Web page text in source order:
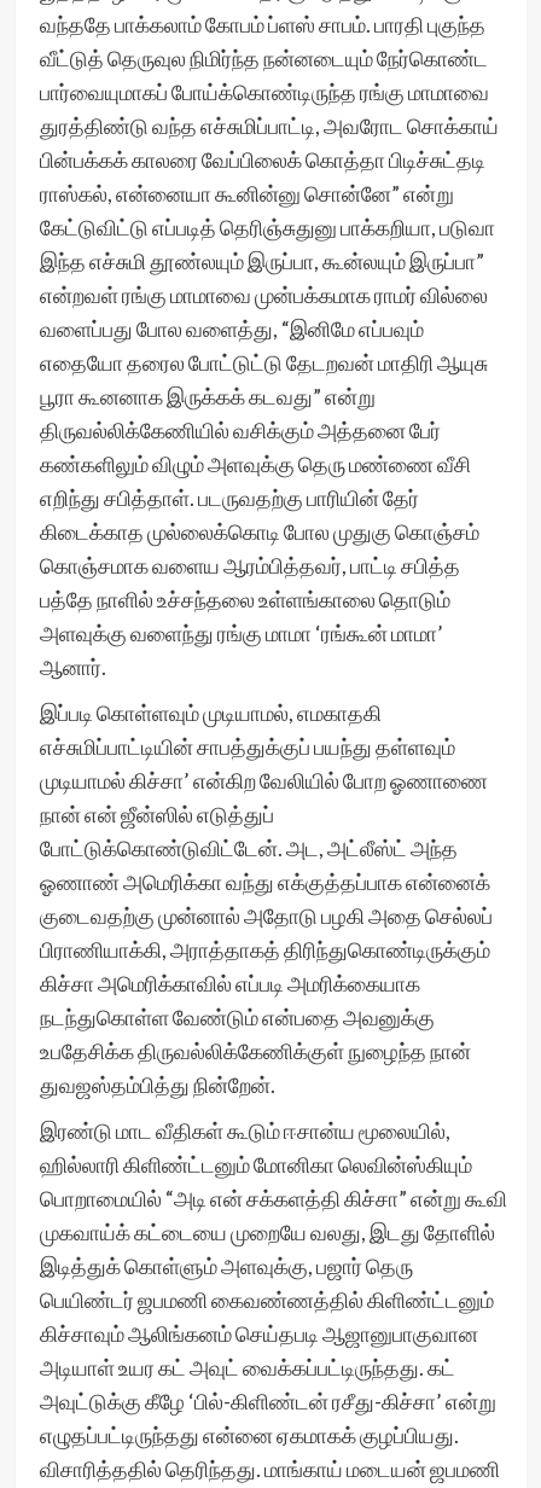
வந்ததே பாக்கலாம் கோபம் ப்ளஸ் சாபம். பாரதி புகுந்த
வீட்டுத் தெருவுல நிமிர்ந்த நன்னடையும் நேர்கொண்ட
பார்வையுமாகப் போய்க்கொண்டிருந்த ரங்கு மாமாவை
துரத்திண்டு வந்த எச்சுமிப்பாட்டி, அவரோட சொக்காய்
பின்பக்கக் காலரை வேப்பிலைக் கொத்தா பிடிச்சுட்தடி
ராஸ்கல், என்னையா கூனின்னு சொன்னே” என்று
கேட்டுவிட்டு எப்படித் தெரிஞ்சுதுனு பாக்கறியா, படுவா
இந்த எச்சுமி தூண்லயும் இருப்பா, கூன்லயும் இருப்பா”
என்றவள் ரங்கு மாமாவை முன்பக்கமாக ராமர் வில்லை
வளைப்பது போல வளைத்து, “இனிமே எப்பவும்
எதையோ தரைல போட்டுட்டு தேடறவன் மாதிரி ஆயுசு
பூரா கூனனாக இருக்கக் கடவது” என்று
திருவல்லிக்கேணியில் வசிக்கும் அத்தனை பேர்
கண்களிலும் விழும் அளவுக்கு தெரு மண்ணை வீசி
எறிந்து சபித்தாள். படருவதற்கு பாரியின் தேர்
கிடைக்காத முல்லைக்கொடி போல முதுகு கொஞ்சம்
கொஞ்சமாக வளைய ஆரம்பித்தவர், பாட்டி சபித்த
பத்தே நாளில் உச்சந்தலை உள்ளங்காலை தொடும்
அளவுக்கு வளைந்து ரங்கு மாமா ‘ரங்கூன் மாமா’
ஆனார்.
இப்படி கொள்ளவும் முடியாமல், எமகாதகி
எச்சுமிப்பாட்டியின் சாபத்துக்குப் பயந்து தள்ளவும்
முடியாமல் கிச்சா’ என்கிற வேலியில் போற ஓணாணை
நான் என் ஜீன்ஸில் எடுத்துப்
போட்டுக்கொண்டுவிட்டேன். அட, அட்லீஸ்ட் அந்த
ஓணாண் அமெரிக்கா வந்து எக்குத்தப்பாக என்னைக்
குடைவதற்கு முன்னால் அதோடு பழகி அதை செல்லப்
பிராணியாக்கி, அராத்தாகத் திரிந்துகொண்டிருக்கும்
கிச்சா அமெரிக்காவில் எப்படி அமரிக்கையாக
நடந்துகொள்ள வேண்டும் என்பதை அவனுக்கு
உபதேசிக்க திருவல்லிக்கேணிக்குள் நுழைந்த நான்
துவஜஸ்தம்பித்து நின்றேன்.
இரண்டு மாட வீதிகள் கூடும் ஈசான்ய மூலையில்,
ஹில்லாரி கிளிண்ட்டனும் மோனிகா லெவின்ஸ்கியும்
பொறாமையில் “அடி என் சக்களத்தி கிச்சா” என்று கூவி
முகவாய்க் கட்டையை முறையே வலது, இடது தோளில்
இடித்துக் கொள்ளும் அளவுக்கு, பஜார் தெரு
பெயிண்டர் ஜபமணி கைவண்ணத்தில் கிளிண்ட்டனும்
கிச்சாவும் ஆலிங்கனம் செய்தபடி ஆஜானுபாகுவான
அடியாள் உயர கட் அவுட் வைக்கப்பட்டிருந்தது. கட்
அவுட்டுக்கு கீழே ‘பில்-கிளிண்டன் ரசீது-கிச்சா’ என்று
எழுதப்பட்டிருந்தது என்னை ஏகமாகக் குழப்பியது.
விசாரித்ததில் தெரிந்தது. மாங்காய் மடையன் ஜபமணி